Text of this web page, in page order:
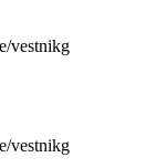
vestnikg
vestnikg